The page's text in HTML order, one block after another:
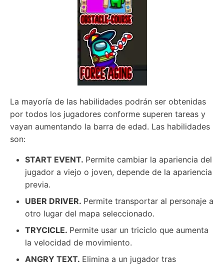
La mayoría de las habilidades podrán ser obtenidas
por todos los jugadores conforme superen tareas y
vayan aumentando la barra de edad. Las habilidades
son:
START EVENT. Permite cambiar la apariencia del
jugador a viejo o joven, depende de la apariencia
previa.
UBER DRIVER. Permite transportar al personaje a
otro lugar del mapa seleccionado.
TRYCICLE. Permite usar un triciclo que aumenta
la velocidad de movimiento.
ANGRY TEXT. Elimina a un jugador tras